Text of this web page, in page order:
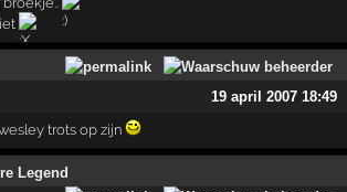
19 april 2007 18:49
trots op zijn
Legend